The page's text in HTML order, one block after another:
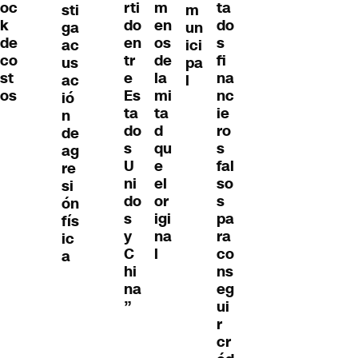
oc
k
de
co
st
os
sti
ga
ac
us
ac
ió
n
de
ag
re
si
ón
fís
ic
a
rti
do
en
tr
e
Es
ta
do
s
U
ni
do
s
y
C
hi
na
”
m
en
os
de
la
mi
ta
d
qu
e
el
or
igi
na
l
m
un
ici
pa
l
ta
do
s
fi
na
nc
ie
ro
s
fal
so
s
pa
ra
co
ns
eg
ui
r
cr